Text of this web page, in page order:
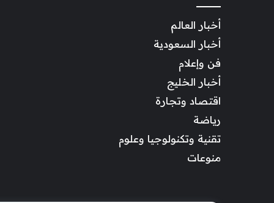
أخبار العالم
أخبار السعودية
فن وإعلام
أخبار الخليج
اقتصاد وتجارة
رياضة
تقنية وتكنولوجيا وعلوم
منوعات